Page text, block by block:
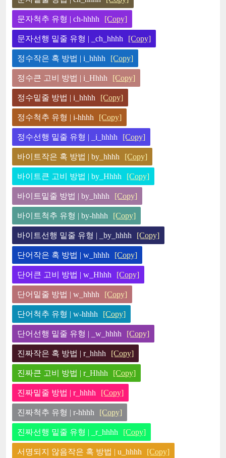
문자척추 유형 | ch-hhhh [Copy]
문자선행 밑줄 유형 | _ch_hhhh [Copy]
정수작은 혹 방법 | i_hhhh [Copy]
정수큰 고비 방법 | i_Hhhh [Copy]
정수밑줄 방법 | i_hhhh [Copy]
정수척추 유형 | i-hhhh [Copy]
정수선행 밑줄 유형 | _i_hhhh [Copy]
바이트작은 혹 방법 | by_hhhh [Copy]
바이트큰 고비 방법 | by_Hhhh [Copy]
바이트밑줄 방법 | by_hhhh [Copy]
바이트척추 유형 | by-hhhh [Copy]
바이트선행 밑줄 유형 | _by_hhhh [Copy]
단어작은 혹 방법 | w_hhhh [Copy]
단어큰 고비 방법 | w_Hhhh [Copy]
단어밑줄 방법 | w_hhhh [Copy]
단어척추 유형 | w-hhhh [Copy]
단어선행 밑줄 유형 | _w_hhhh [Copy]
진짜작은 혹 방법 | r_hhhh [Copy]
진짜큰 고비 방법 | r_Hhhh [Copy]
진짜밑줄 방법 | r_hhhh [Copy]
진짜척추 유형 | r-hhhh [Copy]
진짜선행 밑줄 유형 | _r_hhhh [Copy]
서명되지 않음작은 혹 방법 | u_hhhh [Copy]